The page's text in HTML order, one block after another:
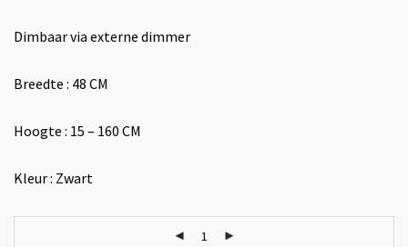
Dimbaar via externe dimmer
Breedte : 48 CM
Hoogte : 15 – 160 CM
Kleur : Zwart